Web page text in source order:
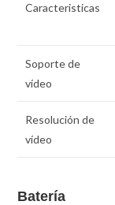
Caracteristicas
Soporte de
vídeo
Resolución de
vídeo
Batería